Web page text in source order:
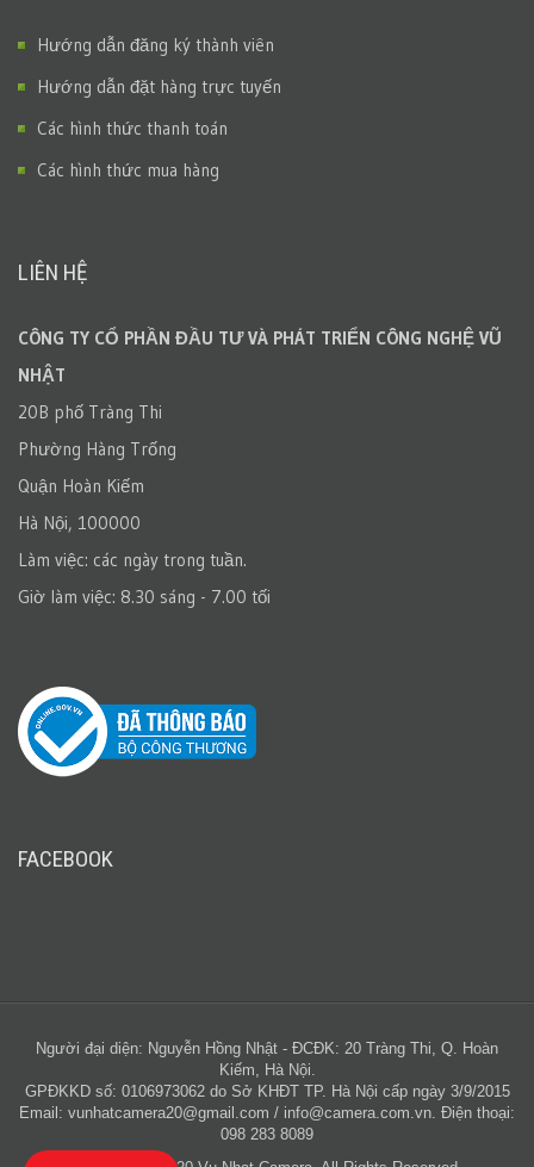
Hướng dẫn đăng ký thành viên
Hướng dẫn đặt hàng trực tuyến
Các hình thức thanh toán
Các hình thức mua hàng
LIÊN HỆ
CÔNG TY CỔ PHẦN ĐẦU TƯ VÀ PHÁT TRIỂN CÔNG NGHỆ VŨ
NHẬT
20B phố Tràng Thi
Phường Hàng Trống
Quận Hoàn Kiếm
Hà Nội, 100000
Làm việc: các ngày trong tuần.
Giờ làm việc: 8.30 sáng - 7.00 tối
FACEBOOK
Người đại diện: Nguyễn Hồng Nhật - ĐCĐK: 20 Tràng Thi, Q. Hoàn
Kiếm, Hà Nội.
GPĐKKD số: 0106973062 do Sở KHĐT TP. Hà Nội cấp ngày 3/9/2015
Email: vunhatcamera20@gmail.com / info@camera.com.vn . Điện thoại:
098 283 8089